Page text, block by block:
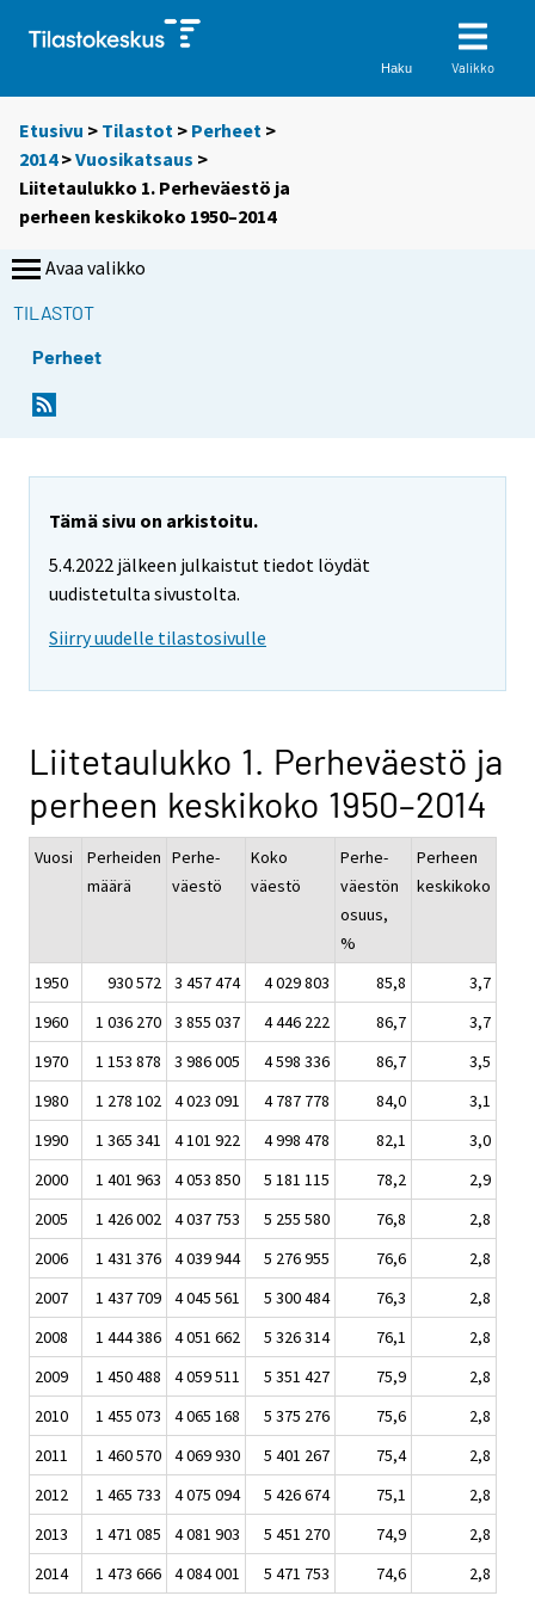
Haku Valikko
Etusivu > Tilastot > Perheet >
2014>Vuosikatsaus >
Liitetaulukko 1. Perheväestö ja
perheen keskikoko 1950–2014
Avaa valikko
TILASTOT
Perheet
Tämä sivu on arkistoitu.
5.4.2022 jälkeen julkaistut tiedot löydät
uudistetulta sivustolta.
Siirry uudelle tilastosivulle
Liitetaulukko 1. Perheväestö ja
perheen keskikoko 1950–2014
Vuosi
Perheiden
määrä
Perhe-
väestö
Koko
väestö
Perhe-
väestön
osuus,
%
Perheen
keskikoko
1950 930 572 3 457 474 4 029 803 85,8
3,7
1960
1 036 270 3 855 037 4 446 222 86,7
3,7
1970
1 153 878 3 986 005 4 598 336 86,7
3,5
1980
1 278 102 4 023 091 4 787 778 84,0
3,1
1990
1 365 341 4 101 922 4 998 478 82,1
3,0
2000
1 401 963 4 053 850 5 181 115 78,2
2,9
2005
1 426 002 4 037 753 5 255 580 76,8
2,8
2006
1 431 376 4 039 944 5 276 955 76,6
2,8
2007
1 437 709 4 045 561 5 300 484 76,3
2,8
2008
1 444 386 4 051 662 5 326 314 76,1
2,8
2009
1 450 488 4 059 511 5 351 427 75,9
2,8
2010
1 455 073 4 065 168 5 375 276 75,6
2,8
2011
1 460 570 4 069 930 5 401 267 75,4
2,8
2012
1 465 733 4 075 094 5 426 674 75,1
2,8
2013
1 471 085 4 081 903 5 451 270 74,9
2,8
2014
1 473 666 4 084 001 5 471 753 74,6 2,8